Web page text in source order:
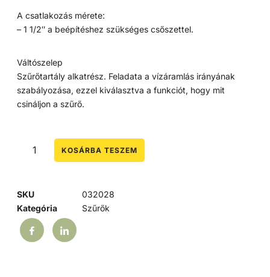
A csatlakozás mérete:
– 1 1/2″ a beépítéshez szükséges csőszettel.
Váltószelep
Szűrőtartály alkatrész. Feladata a vízáramlás irányának
szabályozása, ezzel kiválasztva a funkciót, hogy mit
csináljon a szűrő.
KOSÁRBA TESZEM
SKU
032028
Kategória
Szűrők